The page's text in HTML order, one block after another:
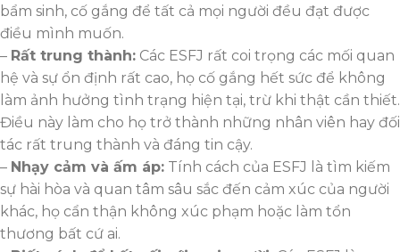
bẩm sinh, cố gắng để tất cả mọi người đều đạt được
điều mình muốn.
– Rất trung thành: Các ESFJ rất coi trọng các mối quan
hệ và sự ổn định rất cao, họ cố gắng hết sức để không
làm ảnh hưởng tình trạng hiện tại, trừ khi thật cần thiết.
Điều này làm cho họ trở thành những nhân viên hay đối
tác rất trung thành và đáng tin cậy.
– Nhạy cảm và ấm áp: Tính cách của ESFJ là tìm kiếm
sự hài hòa và quan tâm sâu sắc đến cảm xúc của người
khác, họ cẩn thận không xúc phạm hoặc làm tổn
thương bất cứ ai.